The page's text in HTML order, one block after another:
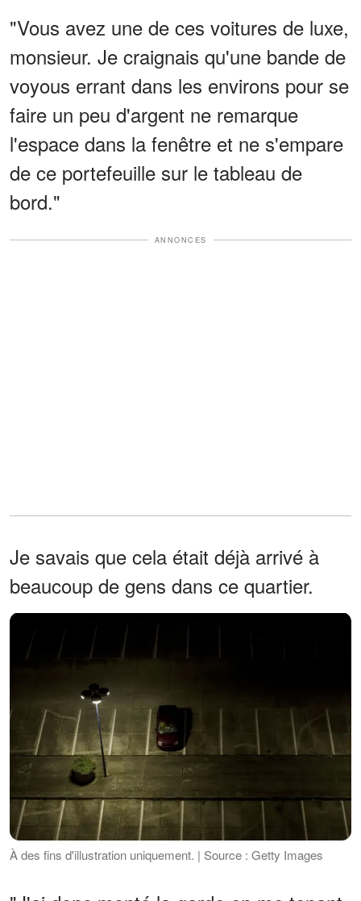
"Vous avez une de ces voitures de luxe,
monsieur. Je craignais qu'une bande de
voyous errant dans les environs pour se
faire un peu d'argent ne remarque
l'espace dans la fenêtre et ne s'empare
de ce portefeuille sur le tableau de
bord."
ANNONCES
Je savais que cela était déjà arrivé à
beaucoup de gens dans ce quartier.
À des fins d'illustration uniquement. | Source : Getty Images